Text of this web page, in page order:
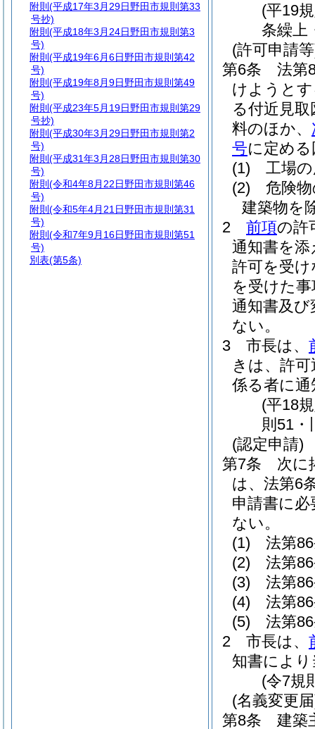
(平19
条繰上
(許可申請
第6条
法第
けようと
る付近見
料のほか、
号に定め
(1)
工場
(2)
危険
建築物を
2
前項の許
通知書を
許可を受
を受けた
通知書及
ない。
3
市長は、
きは、許
係る者に
(平18
則51・
(認定申請)
第7条
次に
は、法第6
申請書に
ない。
(1)
法第
(2)
法第
(3)
法第
(4)
法第
(5)
法第
2
市長は、
知書によ
(令7規
(名義変更
第8条
建築
附則 (平成17年3月29日野田市規則第33
号抄)
附則 (平成18年3月24日野田市規則第3
号)
附則 (平成19年6月6日野田市規則第42
号)
附則 (平成19年8月9日野田市規則第49
号)
附則 (平成23年5月19日野田市規則第29
号抄)
附則 (平成30年3月29日野田市規則第2
号)
附則 (平成31年3月28日野田市規則第30
号)
附則 (令和4年8月22日野田市規則第46
号)
附則 (令和5年4月21日野田市規則第31
号)
附則 (令和7年9月16日野田市規則第51
号)
別表(第5条)